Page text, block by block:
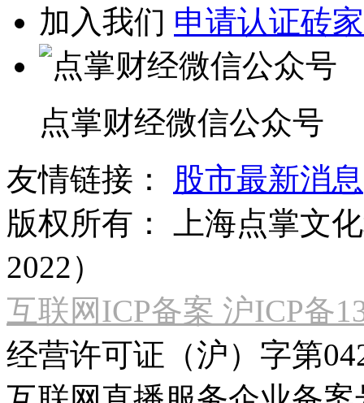
加入我们 申请认证砖家
点掌财经微信公众号
友情链接：
股市最新消息
版权所有：
上海点掌文
2022）
互联网ICP备案 沪ICP备
经营许可证（沪）字第